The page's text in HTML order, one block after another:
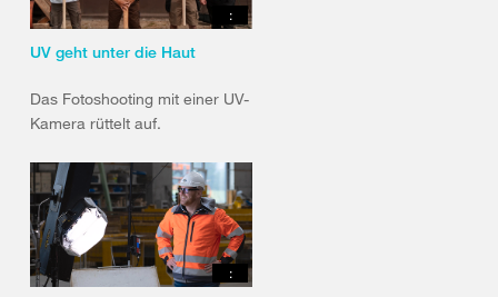
:
UV geht unter die Haut
Das Fotoshooting mit einer UV-
Kamera rüttelt auf.
: